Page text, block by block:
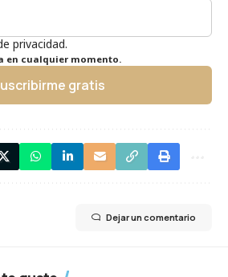
privacidad.
en cualquier momento.
gratis
Dejar un comentario